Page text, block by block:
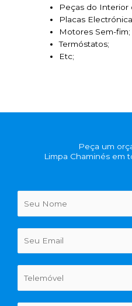
Peças do Interior
Placas
Motores Sem-fim;
Termóstatos;
Etc;
Peça um
Limpa Chaminés em